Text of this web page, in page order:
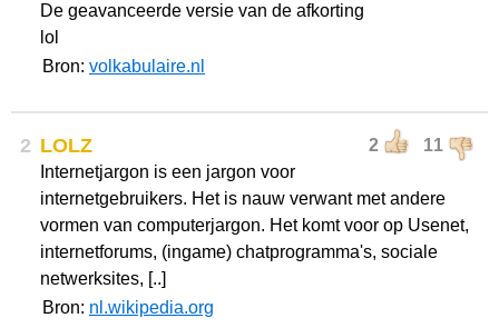
De geavanceerde versie van de afkorting
lol
Bron: volkabulaire.nl
2 2 11
LOLZ
Internetjargon is een jargon voor
internetgebruikers. Het is nauw verwant met andere
vormen van computerjargon. Het komt voor op Usenet,
internetforums, (ingame) chatprogramma's, sociale
netwerksites, [..]
Bron: nl.wikipedia.org